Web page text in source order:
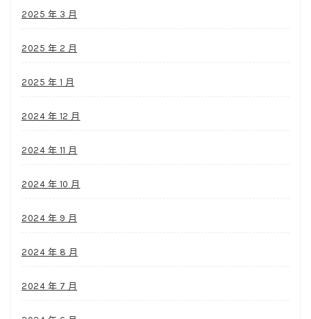
2025 年 3 月
2025 年 2 月
2025 年 1 月
2024 年 12 月
2024 年 11 月
2024 年 10 月
2024 年 9 月
2024 年 8 月
2024 年 7 月